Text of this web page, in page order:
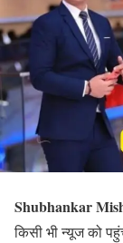
Shubhankar
किसी भी न्यूज को